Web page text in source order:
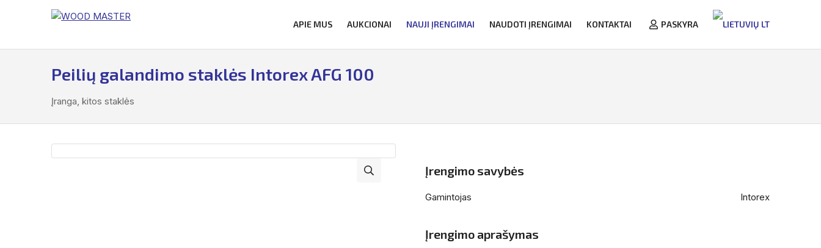
APIE MUS AUKCIONAI NAUJI ĮRENGIMAI NAUDOTI ĮRENGIMAI KONTAKTAI PASKYRA LT
Peilių galandimo staklės Intorex AFG 100
Įranga, kitos staklės
Įrengimo savybės
Gamintojas Intorex
Įrengimo aprašymas